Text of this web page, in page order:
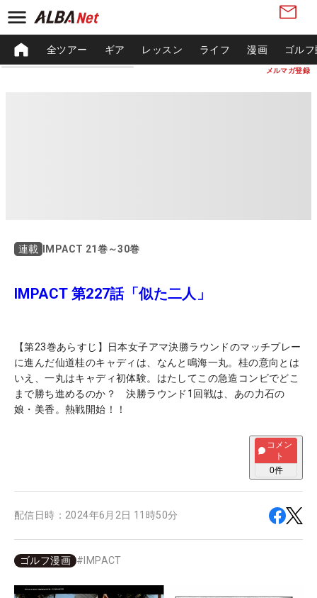
メルマガ登録
全ツアー ギア レッスン ライフ 漫画 ゴル
連載 IMPACT 21巻～30巻
IMPACT 第227話「似た二人」
【第23巻あらすじ】日本女子アマ決勝ラウンドのマッチプレー
に進んだ仙道桂のキャディは、なんと鳴海一丸。桂の意向とは
いえ、一丸はキャディ初体験。はたしてこの急造コンビでどこ
まで勝ち進めるのか？ 決勝ラウンド1回戦は、あの力石の
娘・美香。熱戦開始！！
コメン
ト
0件
配信日時： 2024年6月2日 11時50分
ゴルフ漫画 # IMPACT